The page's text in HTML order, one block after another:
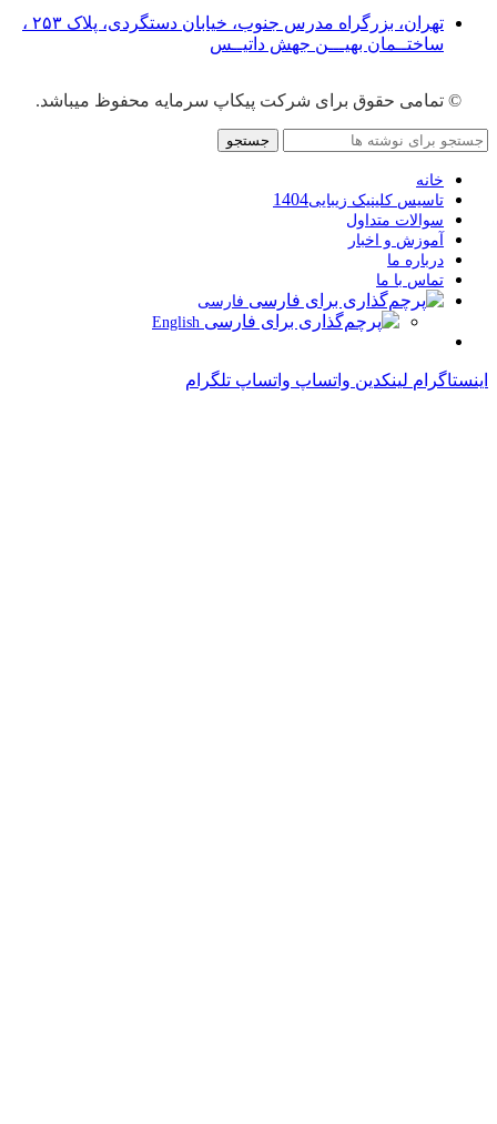
تهران، بزرگراه مدرس جنوب، خیابان دستگردی، پلاک ۲۵۳ ،
ساختــمان بهیـــن جهش داتیــس
© تمامی حقوق برای شرکت پیکاپ سرمایه محفوظ میباشد.
جستجو
خانه
تاسیس کلینیک زیبایی1404
سوالات متداول
آموزش و اخبار
درباره ما
تماس با ما
فارسی
English
اینستاگرام لینکدین واتساپ واتساپ تلگرام